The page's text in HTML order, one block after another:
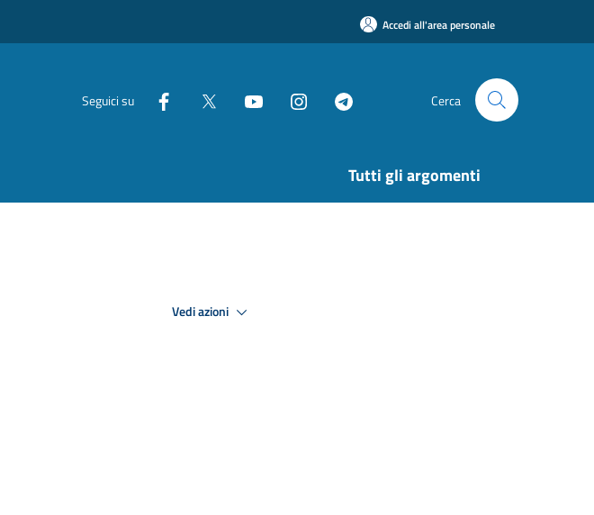
Accedi all'area personale
Seguici su Cerca
Tutti gli argomenti
Vedi azioni